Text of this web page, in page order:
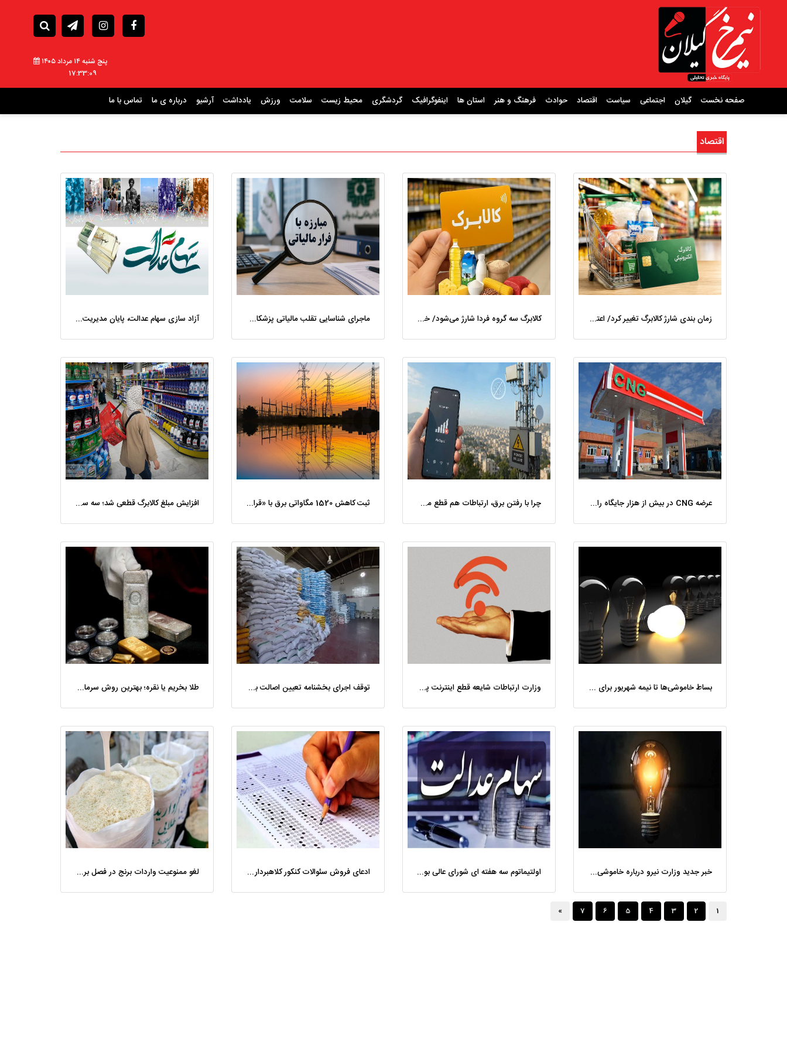
پنج شنبه ۱۴ مرداد ۱۴۰۵
17:33:10
صفحه نخست گیلان اجتماعی سیاست اقتصاد حوادث فرهنگ و هنر استان ها اینفوگرافیک گردشگری محیط زیست سلامت ورزش یادداشت آرشیو درباره ی ما تماس با ما
اقتصاد
زمان ‌بندی شارژ کالابرگ تغییر کرد/ اعتبار برخی خانوارها ماه بعد واریز می‌شود کالابرگ سه گروه فردا شارژ می‌شود/ خبری از افزایش اعتبار نیست ماجرای شناسایی تقلب مالیاتی پزشکان با هوش مصنوعی چه بود؟ آزاد سازی سهام عدالت، پایان مدیریت غیرشفاف است/ مردم فقط تماشاگر دارایی خود هستند
عرضه CNG در بیش از هزار جایگاه رایگان شد/ خودروهای دوگانه ‌سوز گاز بزنند چرا با رفتن برق، ارتباطات هم قطع می‌شود؟ ثبت کاهش 1520 مگاواتی برق با «قرار همدلی» مردم افزایش مبلغ کالابرگ قطعی شد؛ سه سناریو برای واریزی جدید
بساط خاموشی‌ها تا نیمه شهریور برای همیشه جمع می‌شود/ معافیت ۴ استان جنوبی از قطعی برق وزارت ارتباطات شایعه قطع اینترنت پس از جام جهانی فوتبال را تکذیب کرد توقف اجرای بخشنامه تعیین اصالت برنج؛ ترخیص واردات به روال گذشته بازگشت طلا بخریم یا نقره؛ بهترین روش سرمایه‌گذاری در ایران کدام است؟
خبر جدید وزارت نیرو درباره خاموشی‌ها؛ زمان قطعی برق به مشترکان پیامک می‌شود اولتیماتوم سه هفته ای شورای عالی بورس به شرکتهای استانی سهام عدالت ادعای فروش سئوالات کنکور کلاهبرداری است/ هیچ موردی از فروش سئوالات ثبت نشد لغو ممنوعیت واردات برنج در فصل برداشت؛ خبر بد برای کشاورزان شمالی